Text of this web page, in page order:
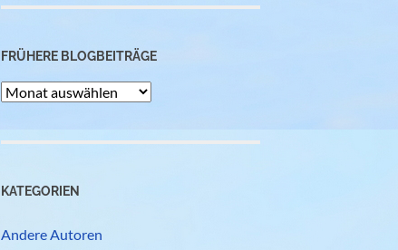
FRÜHERE BLOGBEITRÄGE
Frühere
KATEGORIEN
Andere Autoren